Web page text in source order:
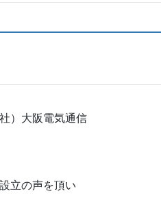
）大阪電気通信
立の声を頂い